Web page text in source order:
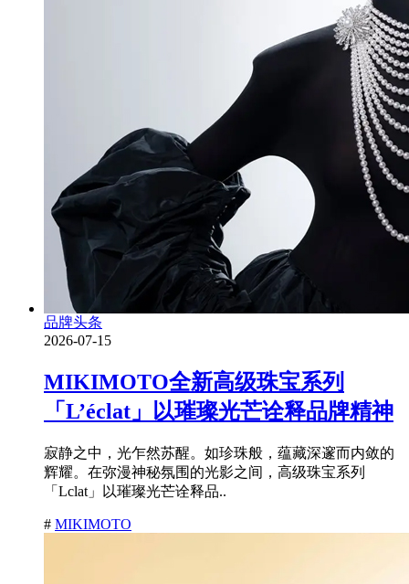
品牌头条
2026-07-15
MIKIMOTO全新高级珠宝系列
「L’éclat」以璀璨光芒诠释品牌精神
寂静之中，光乍然苏醒。如珍珠般，蕴藏深邃而内敛的
辉耀。在弥漫神秘氛围的光影之间，高级珠宝系列
「Lclat」以璀璨光芒诠释品..
# MIKIMOTO